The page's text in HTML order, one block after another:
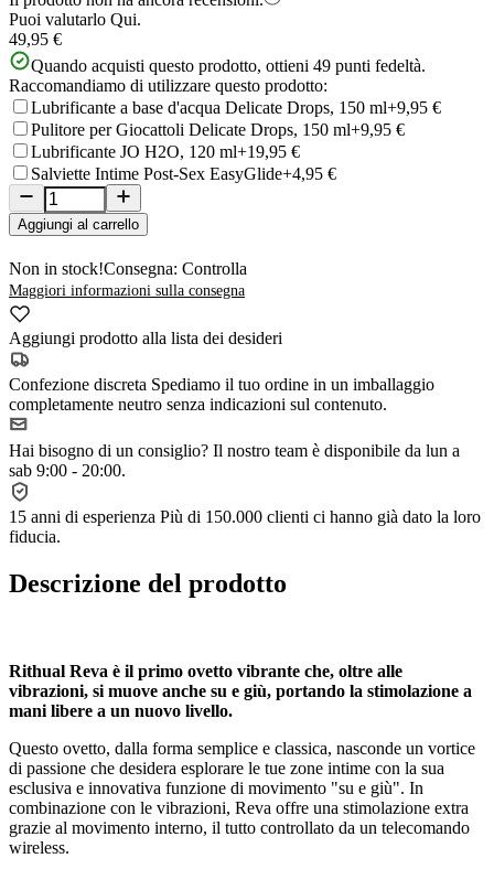
Puoi valutarlo Qui.
49,95 €
Quando acquisti questo prodotto, ottieni 49 punti fedeltà.
Raccomandiamo di utilizzare questo prodotto:
Lubrificante a base d'acqua Delicate Drops, 150 ml+9,95 €
Pulitore per Giocattoli Delicate Drops, 150 ml+9,95 €
Lubrificante JO H2O, 120 ml+19,95 €
Salviette Intime Post-Sex EasyGlide+4,95 €
Aggiungi al carrello
Non in stock!Consegna: Controlla
Maggiori informazioni sulla consegna
Aggiungi prodotto alla lista dei desideri
Confezione discreta Spediamo il tuo ordine in un imballaggio
completamente neutro senza indicazioni sul contenuto.
Hai bisogno di un consiglio? Il nostro team è disponibile da lun a
sab 9:00 - 20:00.
15 anni di esperienza Più di 150.000 clienti ci hanno già dato la loro
fiducia.
Descrizione del prodotto
Rithual Reva è il primo ovetto vibrante che, oltre alle
vibrazioni, si muove anche su e giù, portando la stimolazione a
mani libere a un nuovo livello.
Questo ovetto, dalla forma semplice e classica, nasconde un vortice
di passione che desidera esplorare le tue zone intime con la sua
esclusiva e innovativa funzione di movimento "su e giù". In
combinazione con le vibrazioni, Reva offre una stimolazione extra
grazie al movimento interno, il tutto controllato da un telecomando
wireless.